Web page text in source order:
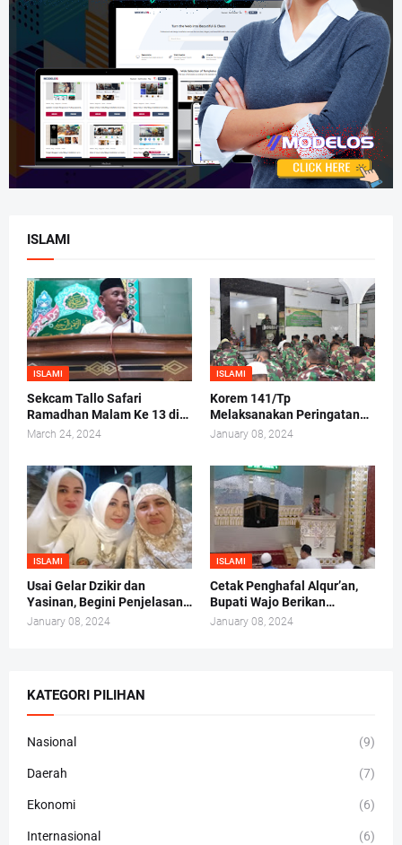
ISLAMI
ISLAMI
Sekcam Tallo Safari
Ramadhan Malam Ke 13 di
Mesjid Darul Ma'arif,
March 24, 2024
ISLAMI
Korem 141/Tp
Melaksanakan Peringatan
Maulid Nabi Muhammad
January 08, 2024
ISLAMI
Usai Gelar Dzikir dan
Yasinan, Begini Penjelasan
Andi Irma Mappanyukki
January 08, 2024
ISLAMI
Cetak Penghafal Alqur’an,
Bupati Wajo Berikan
Bantuan Buku At-Taisir
January 08, 2024
KATEGORI PILIHAN
Nasional (9)
Daerah (7)
Ekonomi (6)
Internasional (6)